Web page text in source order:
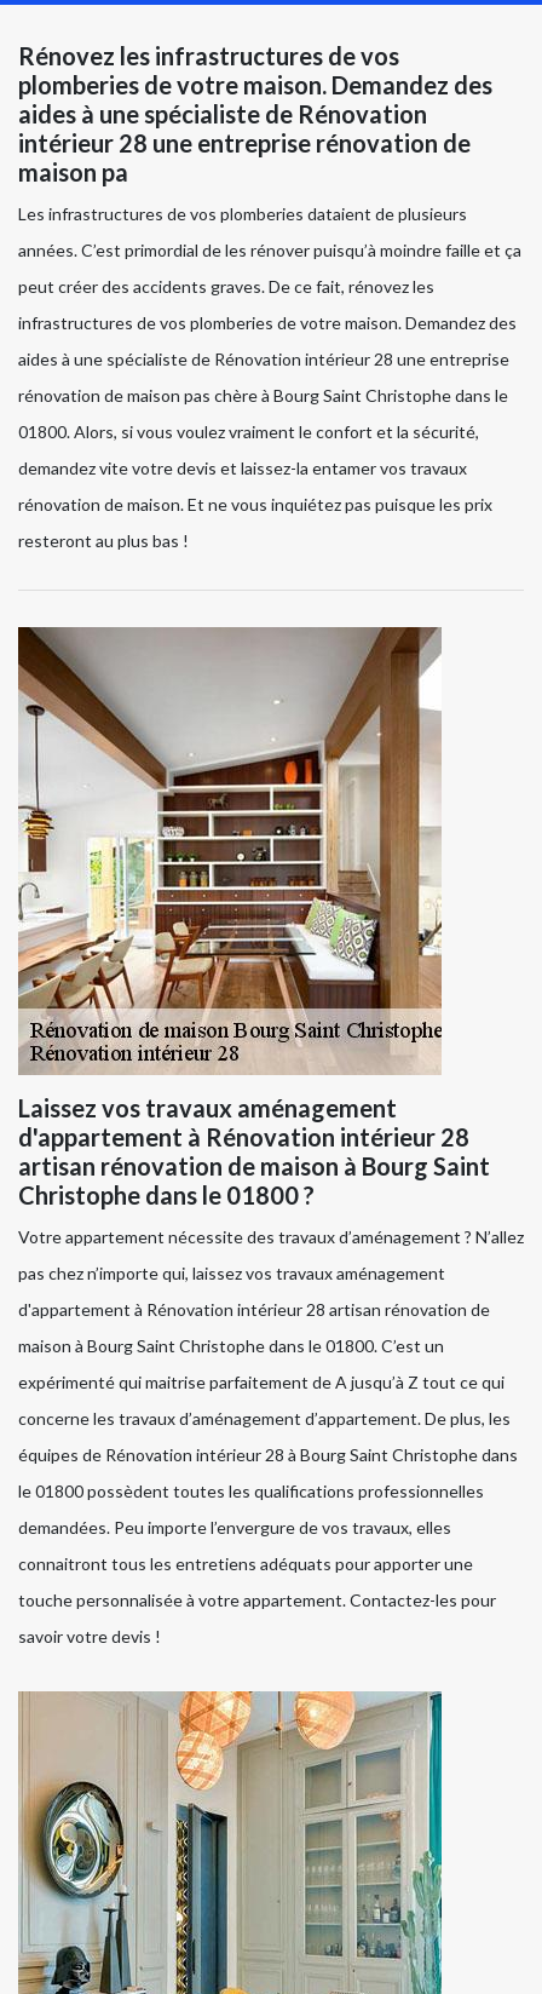
Rénovez les infrastructures de vos
plomberies de votre maison. Demandez des
aides à une spécialiste de Rénovation
intérieur 28 une entreprise rénovation de
maison pa
Les infrastructures de vos plomberies dataient de plusieurs
années. C’est primordial de les rénover puisqu’à moindre faille et ça
peut créer des accidents graves. De ce fait, rénovez les
infrastructures de vos plomberies de votre maison. Demandez des
aides à une spécialiste de Rénovation intérieur 28 une entreprise
rénovation de maison pas chère à Bourg Saint Christophe dans le
01800. Alors, si vous voulez vraiment le confort et la sécurité,
demandez vite votre devis et laissez-la entamer vos travaux
rénovation de maison. Et ne vous inquiétez pas puisque les prix
resteront au plus bas !
Laissez vos travaux aménagement
d'appartement à Rénovation intérieur 28
artisan rénovation de maison à Bourg Saint
Christophe dans le 01800 ?
Votre appartement nécessite des travaux d’aménagement ? N’allez
pas chez n’importe qui, laissez vos travaux aménagement
d'appartement à Rénovation intérieur 28 artisan rénovation de
maison à Bourg Saint Christophe dans le 01800. C’est un
expérimenté qui maitrise parfaitement de A jusqu’à Z tout ce qui
concerne les travaux d’aménagement d’appartement. De plus, les
équipes de Rénovation intérieur 28 à Bourg Saint Christophe dans
le 01800 possèdent toutes les qualifications professionnelles
demandées. Peu importe l’envergure de vos travaux, elles
connaitront tous les entretiens adéquats pour apporter une
touche personnalisée à votre appartement. Contactez-les pour
savoir votre devis !